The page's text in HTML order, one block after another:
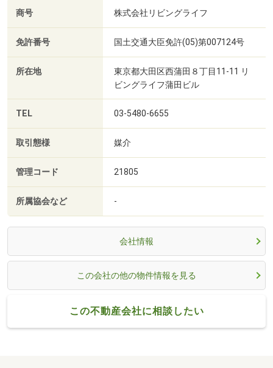
商号 株式会社リビングライフ
免許番号 国土交通大臣免許(05)第007124号
所在地
東京都大田区西蒲田８丁目11-11 リ
ビングライフ蒲田ビル
TEL 03-5480-6655
取引態様 媒介
管理コード 21805
所属協会など -
会社情報
この会社の他の物件情報を見る
この不動産会社に相談したい